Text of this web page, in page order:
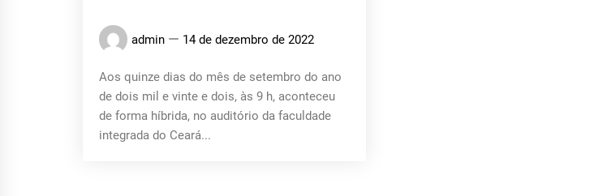
admin 14 de dezembro de 2022
Aos quinze dias do mês de setembro do ano
de dois mil e vinte e dois, às 9 h, aconteceu
de forma híbrida, no auditório da faculdade
integrada do Ceará...